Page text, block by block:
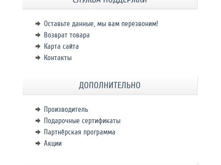
Оставьте данные, мы вам перезвоним!
Возврат товара
Карта сайта
Контакты
ДОПОЛНИТЕЛЬНО
Производитель
Подарочные сертификаты
Партнёрская программа
Акции